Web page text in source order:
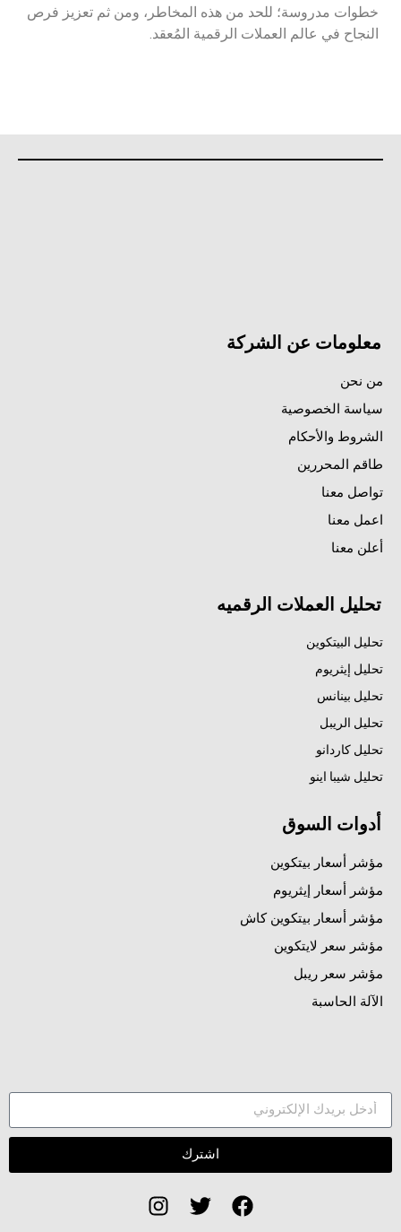
خطوات مدروسة؛ للحد من هذه المخاطر، ومن ثم تعزيز فرص
النجاح في عالم العملات الرقمية المُعقد.
معلومات عن الشركة
من نحن
سياسة الخصوصية
الشروط والأحكام
طاقم المحررين
تواصل معنا
اعمل معنا
أعلن معنا
تحليل العملات الرقميه
تحليل البيتكوين
تحليل إيثريوم
تحليل بينانس
تحليل الريبل
تحليل كاردانو
تحليل شيبا اينو
أدوات السوق
مؤشر أسعار بيتكوين
مؤشر أسعار إيثريوم
مؤشر أسعار بيتكوين كاش
مؤشر سعر لايتكوين
مؤشر سعر ريبل
الآلة الحاسبة
اشترك